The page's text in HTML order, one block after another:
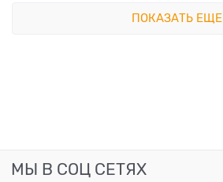
ПОКАЗАТЬ ЕЩЕ
МЫ В СОЦ СЕТЯХ